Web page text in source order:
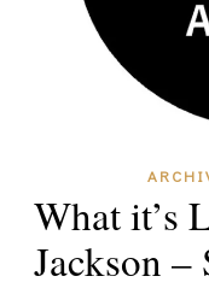
What it’s
Jackson –